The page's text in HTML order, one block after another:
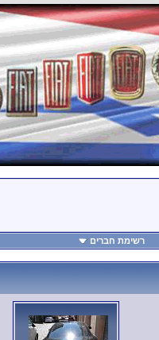
רשימת חברים